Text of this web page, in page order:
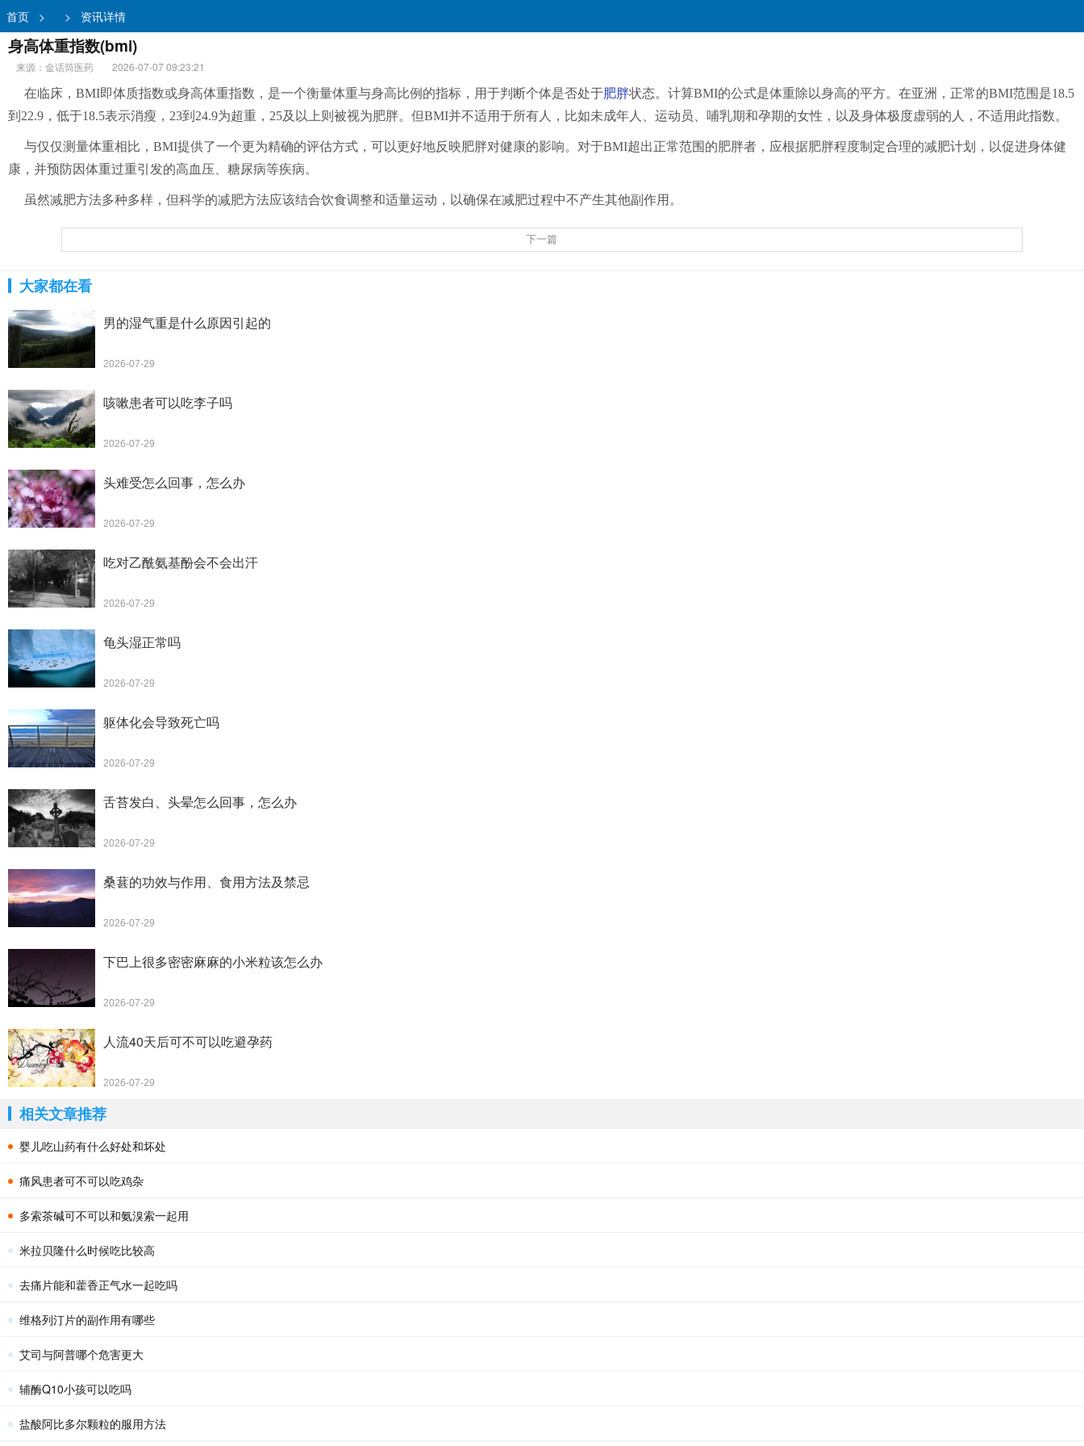
首页 > > 资讯详情
身高体重指数(bmi)
来源：金话筒医药
2026-07-07 09:23:21
在临床，BMI即体质指数或身高体重指数，是一个衡量体重与身高比例的指标，用于判断个体是否处于肥胖状态。计算BMI的公式是体重除以身高的平方。在亚洲，正常的BMI范围是18.5
到22.9，低于18.5表示消瘦，23到24.9为超重，25及以上则被视为肥胖。但BMI并不适用于所有人，比如未成年人、运动员、哺乳期和孕期的女性，以及身体极度虚弱的人，不适用此指数。
与仅仅测量体重相比，BMI提供了一个更为精确的评估方式，可以更好地反映肥胖对健康的影响。对于BMI超出正常范围的肥胖者，应根据肥胖程度制定合理的减肥计划，以促进身体健
康，并预防因体重过重引发的高血压、糖尿病等疾病。
虽然减肥方法多种多样，但科学的减肥方法应该结合饮食调整和适量运动，以确保在减肥过程中不产生其他副作用。
下一篇
大家都在看
男的湿气重是什么原因引起的
2026-07-29
咳嗽患者可以吃李子吗
2026-07-29
头难受怎么回事，怎么办
2026-07-29
吃对乙酰氨基酚会不会出汗
2026-07-29
龟头湿正常吗
2026-07-29
躯体化会导致死亡吗
2026-07-29
舌苔发白、头晕怎么回事，怎么办
2026-07-29
桑葚的功效与作用、食用方法及禁忌
2026-07-29
下巴上很多密密麻麻的小米粒该怎么办
2026-07-29
人流40天后可不可以吃避孕药
2026-07-29
相关文章推荐
婴儿吃山药有什么好处和坏处
痛风患者可不可以吃鸡杂
多索茶碱可不可以和氨溴索一起用
米拉贝隆什么时候吃比较高
去痛片能和藿香正气水一起吃吗
维格列汀片的副作用有哪些
艾司与阿普哪个危害更大
辅酶Q10小孩可以吃吗
盐酸阿比多尔颗粒的服用方法